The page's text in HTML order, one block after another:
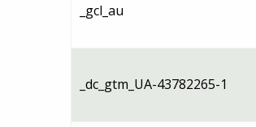
_gcl_au
_dc_gtm_UA-43782265-1